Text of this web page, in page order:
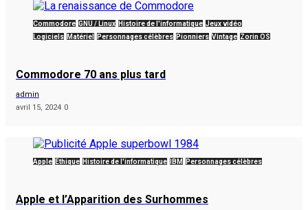
Commodore GNU / Linux Histoire de l'informatique Jeux vidéo
Logiciels Matériel Personnages célèbres Pionniers Vintage Zorin OS
Commodore 70 ans plus tard
admin
avril 15, 2024 0
Apple Éthique Histoire de l'informatique IBM Personnages célèbres
Apple et l’Apparition des Surhommes